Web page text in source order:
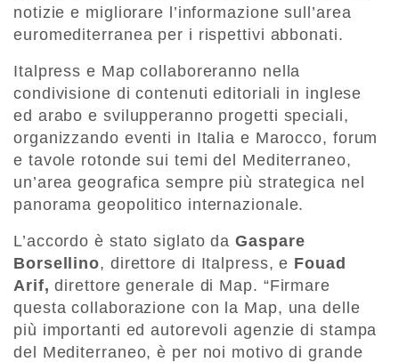
notizie e migliorare l’informazione sull’area
euromediterranea per i rispettivi abbonati.
Italpress e Map collaboreranno nella
condivisione di contenuti editoriali in inglese
ed arabo e svilupperanno progetti speciali,
organizzando eventi in Italia e Marocco, forum
e tavole rotonde sui temi del Mediterraneo,
un’area geografica sempre più strategica nel
panorama geopolitico internazionale.
L’accordo è stato siglato daGaspare
Borsellino, direttore di Italpress, e Fouad
Arif,direttore generale di Map. “Firmare
questa collaborazione con la Map, una delle
più importanti ed autorevoli agenzie di stampa
del Mediterraneo, è per noi motivo di grande